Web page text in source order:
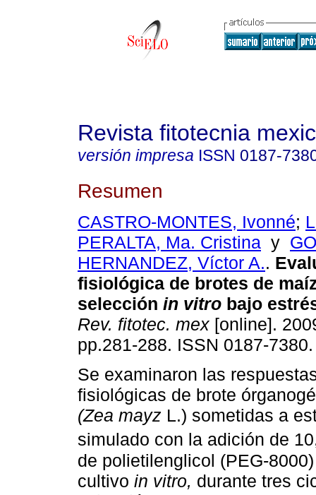
Revista fitotecnia
versión impresa ISSN 0187-
Resumen
CASTRO-MONTES, Ivonné;
PERALTA, Ma. Cristina y
HERNANDEZ, Víctor A..
fisiológica de brotes de
selección in vitro bajo
Rev. fitotec. mex [online].
pp.281-288. ISSN 0187-7380.
Se examinaron las
fisiológicas de brote
(Zea mayz L.) sometidas a
simulado con la adición de
de polietilenglicol (PEG-
cultivo in vitro, durante tres